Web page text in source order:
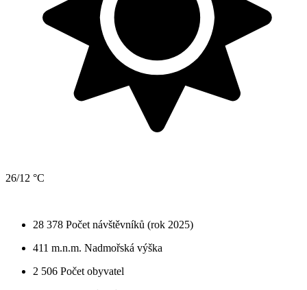
26/12 °C
28 378 Počet návštěvníků (rok 2025)
411 m.n.m. Nadmořská výška
2 506 Počet obyvatel